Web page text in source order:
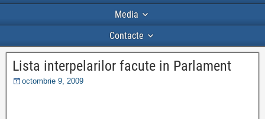
Media
Contacte
Lista interpelarilor facute in Parlament
octombrie 9, 2009